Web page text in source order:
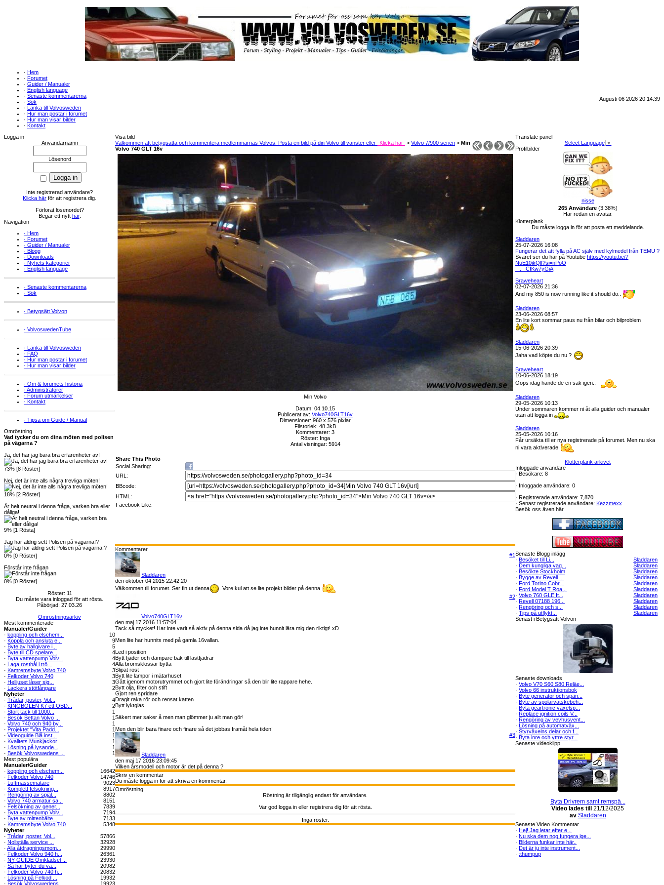
· Hem
· Forumet
· Guider / Manualer
· English language
· Senaste kommentarerna
· Sök
· Länka till Volvosweden
· Hur man postar i forumet
· Hur man visar bilder
· Kontakt
Augusti 06 2026 20:14:39
Logga in
Användarnamn
Lösenord
Inte registrerad användare?
Klicka här för att registrera dig.
Förlorat lösenordet?
Begär ett nytt här.
Navigation
· Hem
· Forumet
· Guider / Manualer
· Blogg
· Downloads
· Nyhets kategorier
· English language
· Senaste kommentarerna
· Sök
· Betygsätt Volvon
· VolvoswedenTube
· Länka till Volvosweden
· FAQ
· Hur man postar i forumet
· Hur man visar bilder
· Om & forumets historia
· Administratörer
· Forum utmärkelser
· Kontakt
· Tipsa om Guide / Manual
Omröstning
Vad tycker du om dina möten med polisen
på vägarna ?
Ja, det har jag bara bra erfarenheter av!
73% [8 Röster]
Nej, det är inte alls några trevliga möten!
18% [2 Röster]
Är helt neutral i denna fråga, varken bra eller
dåliga!
9% [1 Rösta]
Jag har aldrig sett Polisen på vägarna!?
0% [0 Röster]
Förstår inte frågan
0% [0 Röster]
Röster: 11
Du måste vara inloggad för att rösta.
Påbörjad: 27.03.26
Omröstningsarkiv
Mest kommenterade
Manualer/Guider
· koppling och elschem...
10
· Koppla och ansluta e...
9
· Byte av hallgivare i...
5
· Byte till CD spelare...
4
· Byta vattenpump Volv...
4
· Laga rosthål i trö...
4
· Kamremsbyte Volvo 740
3
· Felkoder Volvo 740
3
· Helljuset låser sig...
3
· Lackera stötfångare
2
Nyheter
· Trådar, poster, Vol...
4
· KINGBOLEN K7 ett OBD...
2
· Stort tack till 1000...
1
· Besök Bettan Volvo ...
1
· Volvo 740 och 940 by...
1
· Projektet "Vita Padd...
1
· Videoguide Blå inst...
1
· Kvalitets Munkjackor...
1
· Lösning på lysande...
1
· Besök Volvoswedens ...
1
Mest populära
Manualer/Guider
· koppling och elschem...
16642
· Felkoder Volvo 740
14746
· Luftmassemätare
9023
· Komplett felsökning...
8917
· Rengöring av spjäl...
8802
· Volvo 740 armatur sa...
8151
· Felsökning av gener...
7839
· Byta vattenpump Volv...
7194
· Byte av mittenbälte...
7133
· Kamremsbyte Volvo 740
5348
Nyheter
· Trådar, poster, Vol...
57866
· Nollställa service ...
32928
· Alla åtdragningsmom...
29990
· Felkoder Volvo 940 h...
26361
· NY GUIDE Omklädsel ...
23930
· Så här byter du va...
20982
· Felkoder Volvo 740 h...
20832
· Lösning på Felkod ...
19932
· Besök Volvoswedens ... 19923
Visa bild
Välkommen att betygsätta och kommentera medlemmarnas Volvos. Posta en bild på din Volvo till vänster eller -Klicka här- > Volvo 7/900 serien > Min
Volvo 740 GLT 16v
Min Volvo
Datum: 04.10.15
Publicerat av: Volvo740GLT16v
Dimensioner: 960 x 576 pixlar
Filstorlek: 48.3kB
Kommentarer: 3
Röster: Inga
Antal visningar: 5914
Share This Photo
Social Sharing:
URL:
BBcode:
HTML:
Facebook Like:
Kommentarer
#1
Sladdaren
den oktober 04 2015 22:42:20
Välkommen till forumet. Ser fin ut denna
. Vore kul att se lite projekt bilder på denna
#2
Volvo740GLT16v
den maj 17 2016 11:57:04
Tack så mycket! Har inte varit så aktiv på denna sida då jag inte hunnit lära mig den riktigt! xD
Men lite har hunnits med på gamla 16vallan.
Led i position
Bytt fjäder och dämpare bak till lastfjädrar
Alla bromsklossar bytta
Slipat rost
Bytt lite lampor i mätarhuset
Gått igenom motorutrymmet och gjort lite förändringar så den blir lite rappare hehe.
Bytt olja, filter och stift
Gjort ren spridare
Dragit raka rör och rensat katten
Bytt lyktglas
Säkert mer saker å men man glömmer ju allt man gör!
Men den blir bara finare och finare så det jobbas framåt hela tiden!
#3
Sladdaren
den maj 17 2016 23:09:45
Vilken årsmodell och motor är det på denna ?
Skriv en kommentar
Du måste logga in för att skriva en kommentar.
Omröstning
Röstning är tillgänglig endast för användare.
Var god logga in eller registrera dig för att rösta.
Inga röster.
Translate panel
Select Language ▼
Profilbilder
nisse
265 Användare(3.38%)
Har redan en avatar.
Klotterplank
Du måste logga in för att posta ett meddelande.
Sladdaren
25-07-2026 16:08
Fungerar det att fylla på AC själv med kylmedel från TEMU ?
Svaret ser du här på Youtube https://youtu.be/7
NuE10ikQlI?si=nPoO
_..._CIKw7yGiA
Braweheart
02-07-2026 21:36
And my 850 is now running like it should do..
Sladdaren
23-06-2026 08:57
En lite kort sommar paus nu från bilar och bilproblem
Sladdaren
15-06-2026 20:39
Jaha vad köpte du nu ?
Braweheart
10-06-2026 18:19
Oops idag hände de en sak igen..
Sladdaren
29-05-2026 10:13
Under sommaren kommer ni åt alla guider och manualer
utan att logga in
Sladdaren
25-05-2026 10:16
Får ursäkta till er nya registrerade på forumet. Men nu ska
ni vara aktiverade
Klotterplank arkivet
Inloggade användare
· Besökare: 8
· Inloggade användare: 0
· Registrerade användare: 7,870
· Senast registrerade användare: Kezzmexx
Besök oss även här
Senaste Blogg inlägg
· Besöket till Li...
Sladdaren
· Dem kungliga vag...
Sladdaren
· Besökte Stockholm
Sladdaren
· Bygge av Revell ...
Sladdaren
· Ford Torino Cobr...
Sladdaren
· Ford Model T Roa...
Sladdaren
· Volvo 760 GLE It...
Sladdaren
· Revell 07188 196...
Sladdaren
· Rengöring och s...
Sladdaren
· Tips på utflykt...
Sladdaren
Senast i Betygsätt Volvon
Senaste downloads
· Volvo V70 S60 S80 Reläe...
· Volvo 66 instruktionsbok
· Byte generator och spän...
· Byte av spolarvätskebeh...
· Byta geartronic växelsp...
· Replace ignition coils V...
· Rengöring av vevhusvent...
· Lösning på automatväx...
· Styrväxelns delar och f...
· Byta inre och yttre styr...
Senaste videoklipp
Byta Drivrem samt remspä...
Video lades till
21/12/2025
av Sladdaren
Senaste Video Kommentar
· Hej! Jag letar efter e...
· Nu ska dem nog fungera ige...
· Bilderna funkar inte här..
· Det är ju inte instrument...
· :thumpup